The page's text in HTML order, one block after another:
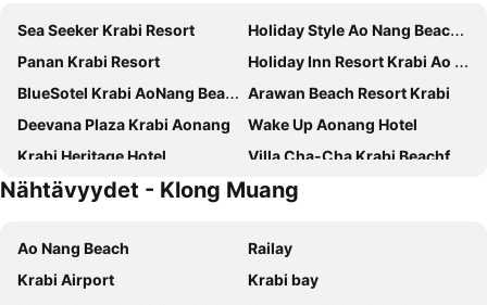
Sea Seeker Krabi Resort
Holiday Style Ao Nang Beach Resort, Krabi
Panan Krabi Resort
Holiday Inn Resort Krabi Ao Nang Beach by IHG
BlueSotel Krabi AoNang Beach
Arawan Beach Resort Krabi
Deevana Plaza Krabi Aonang
Wake Up Aonang Hotel
Krabi Heritage Hotel
Villa Cha-Cha Krabi Beachfront Resort
Centara Life Phu Pano Resort Krabi
GLOW Ao Nang Krabi
Srisuksant Resort
The Pineapple Hotel
The Elements Krabi Resort
Sofitel Krabi Phokeethra Golf & Spa Resort
Nähtävyydet - Klong Muang
Ao Nang Beach
Railay
Krabi Airport
Krabi bay